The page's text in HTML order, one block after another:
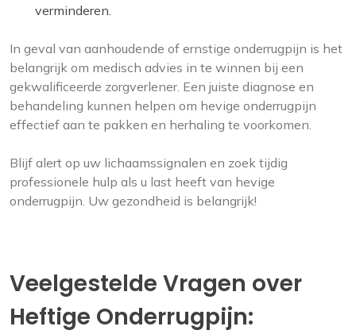
verminderen.
In geval van aanhoudende of ernstige onderrugpijn is het
belangrijk om medisch advies in te winnen bij een
gekwalificeerde zorgverlener. Een juiste diagnose en
behandeling kunnen helpen om hevige onderrugpijn
effectief aan te pakken en herhaling te voorkomen.
Blijf alert op uw lichaamssignalen en zoek tijdig
professionele hulp als u last heeft van hevige
onderrugpijn. Uw gezondheid is belangrijk!
Veelgestelde Vragen over
Heftige Onderrugpijn: